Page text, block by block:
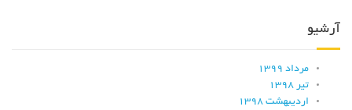
آرشیو
مرداد ۱۳۹۹
تیر ۱۳۹۸
اردیبهشت ۱۳۹۸